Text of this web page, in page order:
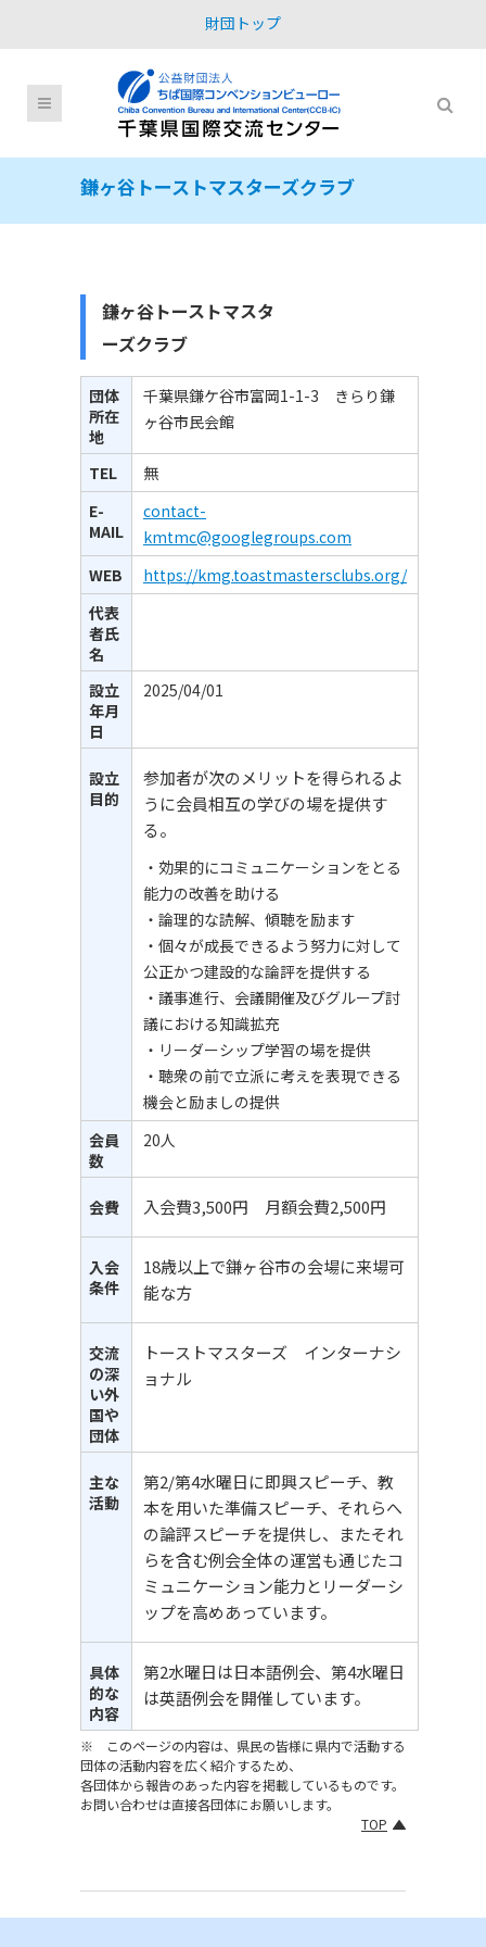
財団トップ
鎌ヶ谷トーストマスターズクラブ
鎌ヶ谷トーストマスタ
ーズクラブ
団体
所在
地
千葉県鎌ケ谷市富岡1-1-3 きらり鎌
ヶ谷市民会館
TEL
無
E-
MAIL
contact-
kmtmc@googlegroups.com
WEB
https://kmg.toastmastersclubs.org/
代表
者氏
名
設立
年月
日
2025/04/01
設立
目的
参加者が次のメリットを得られるよ
うに会員相互の学びの場を提供す
る。
・効果的にコミュニケーションをとる
能力の改善を助ける
・論理的な読解、傾聴を励ます
・個々が成長できるよう努力に対して
公正かつ建設的な論評を提供する
・議事進行、会議開催及びグループ討
議における知識拡充
・リーダーシップ学習の場を提供
・聴衆の前で立派に考えを表現できる
機会と励ましの提供
会員
数
20人
会費 入会費3,500円 月額会費2,500円
入会
条件
18歳以上で鎌ヶ谷市の会場に来場可
能な方
交流
の深
い外
国や
団体
トーストマスターズ インターナシ
ョナル
主な
活動
第2/第4水曜日に即興スピーチ、教
本を用いた準備スピーチ、それらへ
の論評スピーチを提供し、またそれ
らを含む例会全体の運営も通じたコ
ミュニケーション能力とリーダーシ
ップを高めあっています。
具体
的な
内容
第2水曜日は日本語例会、第4水曜日
は英語例会を開催しています。
※ このページの内容は、県民の皆様に県内で活動する
団体の活動内容を広く紹介するため、
各団体から報告のあった内容を掲載しているものです。
お問い合わせは直接各団体にお願いします。
TOP